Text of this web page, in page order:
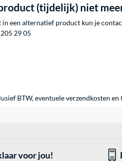
(tijdelijk) niet
in een alternatief product kun je
29 05
BTW, eventuele verzendkosten
voor jou!